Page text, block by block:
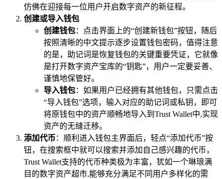
仿佛在迎接每一位用户开启数字资产的新征程。
创建或导入钱包
创建钱包：点击界面上的“创建新钱包”按钮，随后
按照清晰的中文提示逐步设置钱包密码，值得注意
的是，助记词是恢复钱包的关键重要凭证，它就像
是打开数字资产宝库的“钥匙”，用户一定要妥善、
谨慎地保管好。
导入钱包：如果用户已经拥有其他钱包，只需点击
“导入钱包”选项，输入对应的助记词或私钥，即可
将原钱包中的资产顺畅地导入到Trust Wallet中,实现
资产的无缝迁移。
添加代币 ：顺利进入钱包主界面后，轻点“添加代币”按
钮，在搜索框中就可以搜索并添加自己感兴趣的代币，
Trust Wallet支持的代币种类极为丰富，犹如一个琳琅满
目的数字资产超市,能够充分满足不同用户多样化的需